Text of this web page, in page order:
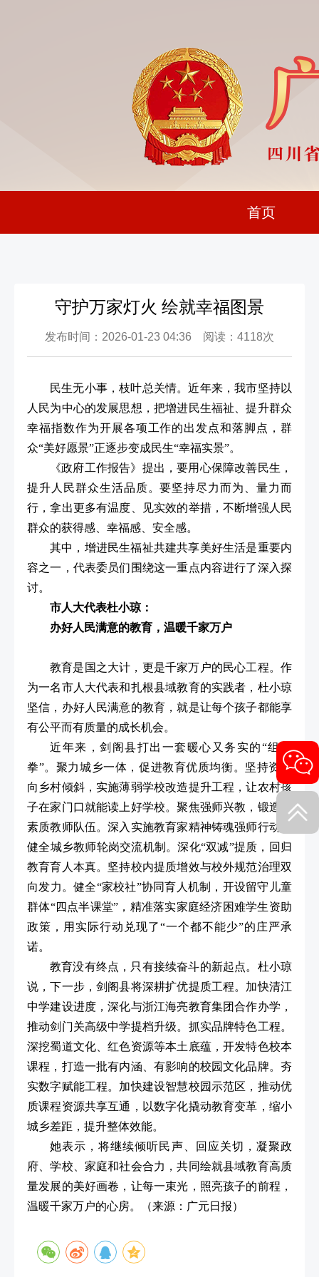
首页
守护万家灯火 绘就幸福图景
发布时间：2026-01-23 04:36 阅读：4118次
民生无小事，枝叶总关情。近年来，我市坚持以
人民为中心的发展思想，把增进民生福祉、提升群众
幸福指数作为开展各项工作的出发点和落脚点，群
众“美好愿景”正逐步变成民生“幸福实景”。
《政府工作报告》提出，要用心保障改善民生，
提升人民群众生活品质。要坚持尽力而为、量力而
行，拿出更多有温度、见实效的举措，不断增强人民
群众的获得感、幸福感、安全感。
其中，增进民生福祉共建共享美好生活是重要内
容之一，代表委员们围绕这一重点内容进行了深入探
讨。
市人大代表杜小琼：
办好人民满意的教育，温暖千家万户
教育是国之大计，更是千家万户的民心工程。作
为一名市人大代表和扎根县域教育的实践者，杜小琼
坚信，办好人民满意的教育，就是让每个孩子都能享
有公平而有质量的成长机会。
近年来，剑阁县打出一套暖心又务实的“组合
拳”。聚力城乡一体，促进教育优质均衡。坚持资源
向乡村倾斜，实施薄弱学校改造提升工程，让农村孩
子在家门口就能读上好学校。聚焦强师兴教，锻造高
素质教师队伍。深入实施教育家精神铸魂强师行动，
健全城乡教师轮岗交流机制。深化“双减”提质，回归
教育育人本真。坚持校内提质增效与校外规范治理双
向发力。健全“家校社”协同育人机制，开设留守儿童
群体“四点半课堂”，精准落实家庭经济困难学生资助
政策，用实际行动兑现了“一个都不能少”的庄严承
诺。
教育没有终点，只有接续奋斗的新起点。杜小琼
说，下一步，剑阁县将深耕扩优提质工程。加快清江
中学建设进度，深化与浙江海亮教育集团合作办学，
推动剑门关高级中学提档升级。抓实品牌特色工程。
深挖蜀道文化、红色资源等本土底蕴，开发特色校本
课程，打造一批有内涵、有影响的校园文化品牌。夯
实数字赋能工程。加快建设智慧校园示范区，推动优
质课程资源共享互通，以数字化撬动教育变革，缩小
城乡差距，提升整体效能。
她表示，将继续倾听民声、回应关切，凝聚政
府、学校、家庭和社会合力，共同绘就县域教育高质
量发展的美好画卷，让每一束光，照亮孩子的前程，
温暖千家万户的心房。
（来源：广元日报）